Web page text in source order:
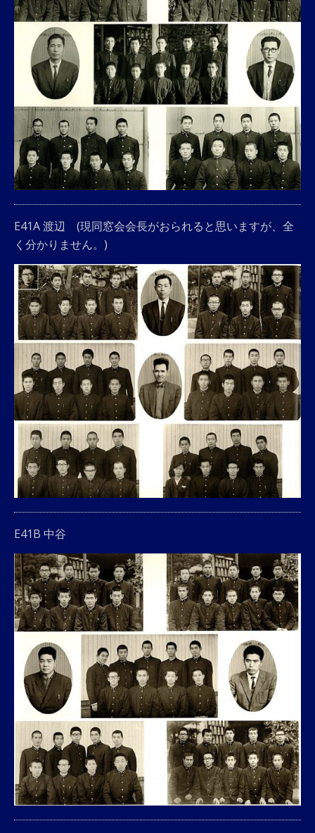
E41A 渡辺 (現同窓会会長がおられると思いますが、全
く分かりません。)
E41B 中谷